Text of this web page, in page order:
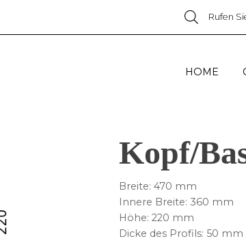
Rufen
HOME
Kopf/
Breite: 470 mm
Innere Breite: 360 mm
Höhe: 220 mm
Dicke des Profils: 50 mm